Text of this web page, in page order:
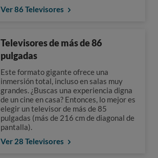
Ver 86 Televisores
Televisores de más de 86
pulgadas
Este formato gigante ofrece una
inmersión total, incluso en salas muy
grandes. ¿Buscas una experiencia digna
de un cine en casa? Entonces, lo mejor es
elegir un televisor de más de 85
pulgadas (más de 216 cm de diagonal de
pantalla).
Ver 28 Televisores